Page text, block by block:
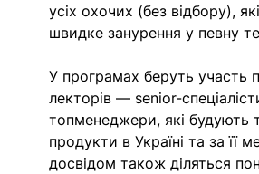
усіх охочих (без відбору),
швидке занурення у певну
У програмах беруть участь
лекторів — senior-
топменеджери, які будують
продукти в Україні та за її
досвідом також діляться